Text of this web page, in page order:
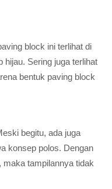
block ini terlihat di
hijau. Sering juga terlihat
bentuk paving block
begitu, ada juga
konsep polos. Dengan
maka tampilannya tidak